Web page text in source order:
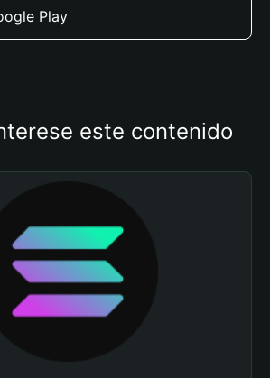
Play
este contenido